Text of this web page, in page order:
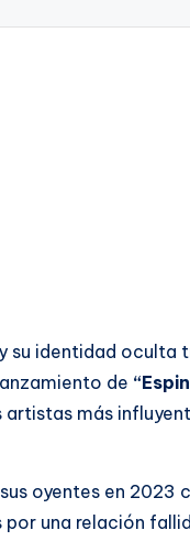
su identidad oculta
de
más
oyentes en 2023
una relación